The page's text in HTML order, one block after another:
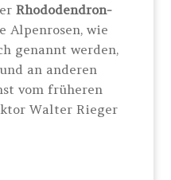
Rhododendron-
Alpenrosen, wie
genannt werden,
an anderen
vom früheren
Walter Rieger